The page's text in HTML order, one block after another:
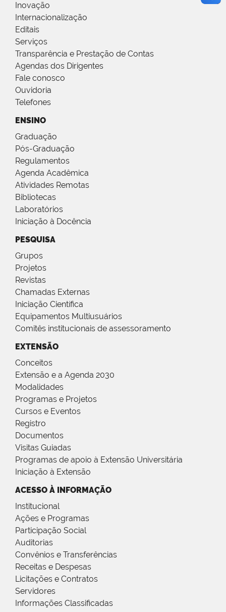
Inovação
Internacionalização
Editais
Serviços
Transparência e Prestação de Contas
Agendas dos Dirigentes
Fale conosco
Ouvidoria
Telefones
ENSINO
Graduação
Pós-Graduação
Regulamentos
Agenda Acadêmica
Atividades Remotas
Bibliotecas
Laboratórios
Iniciação à Docência
PESQUISA
Grupos
Projetos
Revistas
Chamadas Externas
Iniciação Científica
Equipamentos Multiusuários
Comitês institucionais de assessoramento
EXTENSÃO
Conceitos
Extensão e a Agenda 2030
Modalidades
Programas e Projetos
Cursos e Eventos
Registro
Documentos
Visitas Guiadas
Programas de apoio à Extensão Universitária
Iniciação à Extensão
ACESSO À INFORMAÇÃO
Institucional
Ações e Programas
Participação Social
Auditorias
Convênios e Transferências
Receitas e Despesas
Licitações e Contratos
Servidores
Informações Classificadas